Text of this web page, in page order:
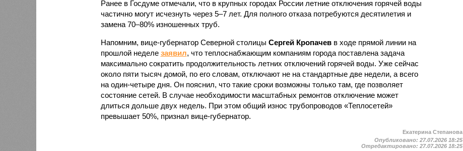
Ранее в Госдуме отмечали, что в крупных городах России летние отключения горячей воды
частично могут исчезнуть через 5–7 лет. Для полного отказа потребуются десятилетия и
замена 70–80% изношенных труб.
Напомним, вице-губернатор Северной столицы Сергей Кропачевв ходе прямой линии на
прошлой неделе заявил, что теплоснабжающим компаниям города поставлена задача
максимально сократить продолжительность летних отключений горячей воды. Уже сейчас
около пяти тысяч домой, по его словам, отключают не на стандартные две недели, а всего
на один-четыре дня. Он пояснил, что такие сроки возможны только там, где позволяет
состояние сетей. В случае необходимости масштабных ремонтов отключение может
длиться дольше двух недель. При этом общий износ трубопроводов «Теплосетей»
превышает 50%, признал вице-губернатор.
Екатерина Степанова
Опубликовано:27.07.2026 18:25
Отредактировано:27.07.2026 18:25